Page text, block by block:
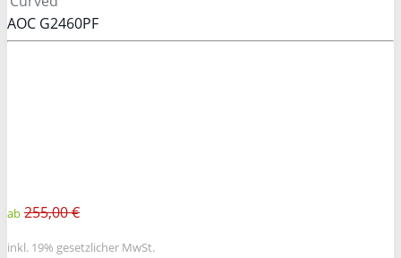
AOC G2460PF
ab 255,00 €
inkl. 19% gesetzlicher MwSt.